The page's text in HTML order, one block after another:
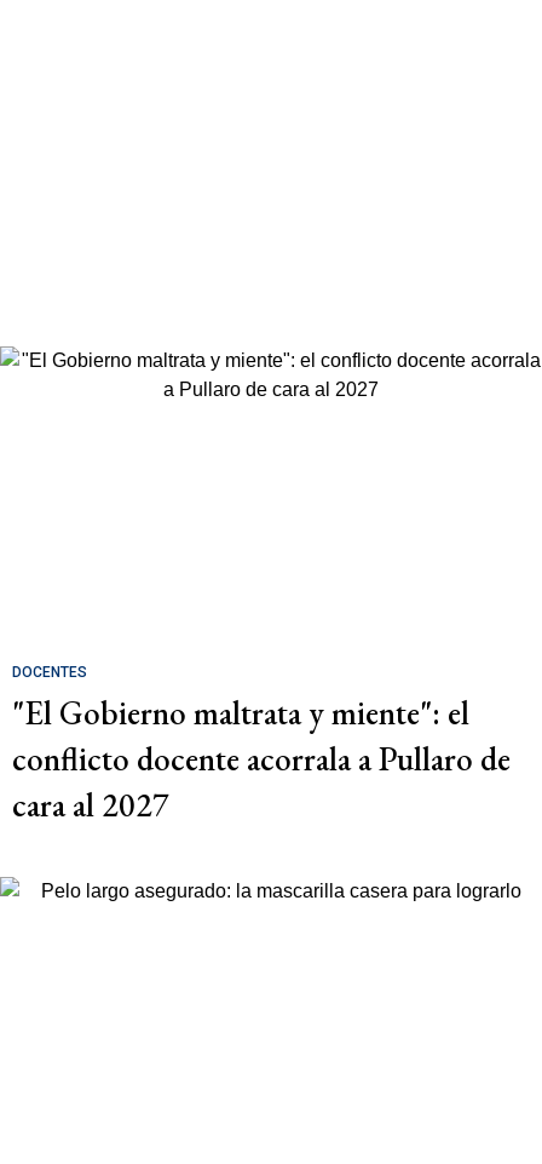
DOCENTES
"El Gobierno maltrata y miente": el
conflicto docente acorrala a Pullaro de
cara al 2027